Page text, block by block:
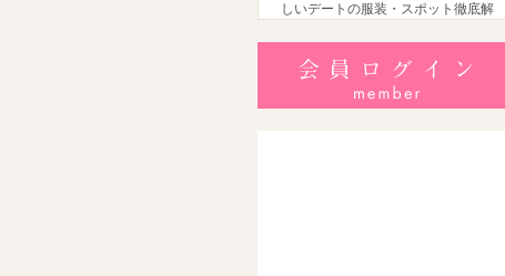
しいデートの服装・スポット徹底解
2026/7/28
【浜松】アラフォー男性
が婚活で無双する3つの戦略！30代後
半・40代からの大人の成婚術